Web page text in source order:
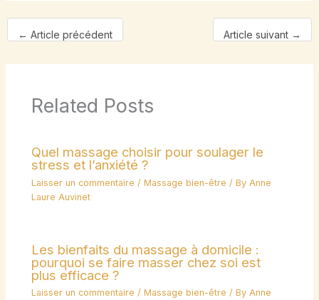
← Article précédent Article suivant →
Related Posts
Quel massage choisir pour soulager le
stress et l’anxiété ?
Laisser un commentaire /Massage bien-être / By Anne
Laure Auvinet
Les bienfaits du massage à domicile :
pourquoi se faire masser chez soi est
plus efficace ?
Laisser un commentaire /Massage bien-être / ByAnne